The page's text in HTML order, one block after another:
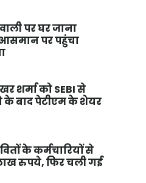
पर घर जाना
पर पहुंचा
शर्मा को SEBI से
के बाद पेटीएम के शेयर
के कर्मचारियों से
रुपये, फिर चली गई